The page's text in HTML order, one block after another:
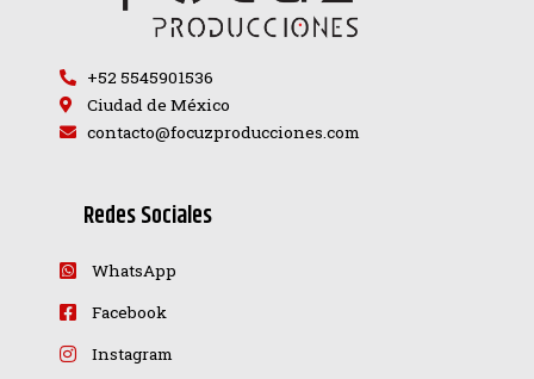
+52 5545901536
Ciudad de México
contacto@focuzproducciones.com
Redes Sociales
WhatsApp
Facebook
Instagram